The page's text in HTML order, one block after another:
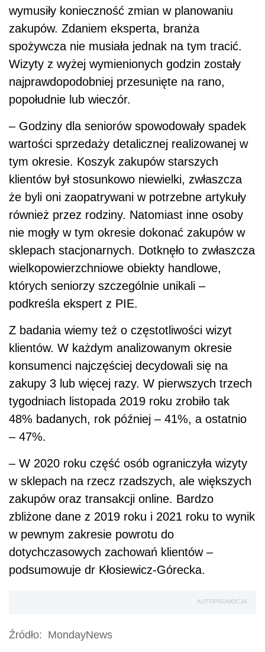
wymusiły konieczność zmian w planowaniu
zakupów. Zdaniem eksperta, branża
spożywcza nie musiała jednak na tym tracić.
Wizyty z wyżej wymienionych godzin zostały
najprawdopodobniej przesunięte na rano,
popołudnie lub wieczór.
– Godziny dla seniorów spowodowały spadek
wartości sprzedaży detalicznej realizowanej w
tym okresie. Koszyk zakupów starszych
klientów był stosunkowo niewielki, zwłaszcza
że byli oni zaopatrywani w potrzebne artykuły
również przez rodziny. Natomiast inne osoby
nie mogły w tym okresie dokonać zakupów w
sklepach stacjonarnych. Dotknęło to zwłaszcza
wielkopowierzchniowe obiekty handlowe,
których seniorzy szczególnie unikali –
podkreśla ekspert z PIE.
Z badania wiemy też o częstotliwości wizyt
klientów. W każdym analizowanym okresie
konsumenci najczęściej decydowali się na
zakupy 3 lub więcej razy. W pierwszych trzech
tygodniach listopada 2019 roku zrobiło tak
48% badanych, rok później – 41%, a ostatnio
– 47%.
– W 2020 roku część osób ograniczyła wizyty
w sklepach na rzecz rzadszych, ale większych
zakupów oraz transakcji online. Bardzo
zbliżone dane z 2019 roku i 2021 roku to wynik
w pewnym zakresie powrotu do
dotychczasowych zachowań klientów –
podsumowuje dr Kłosiewicz-Górecka.
AUTOPROMOCJA
Źródło: MondayNews